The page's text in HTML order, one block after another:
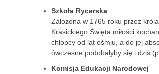
Szkoła Rycerska
Założona w 1765 roku przez
Krasickiego Święta miłości
chłopcy od lat ośmiu, a do jej
ówczesne podobałyby się i dziś
Komisja Edukacji Narodowej